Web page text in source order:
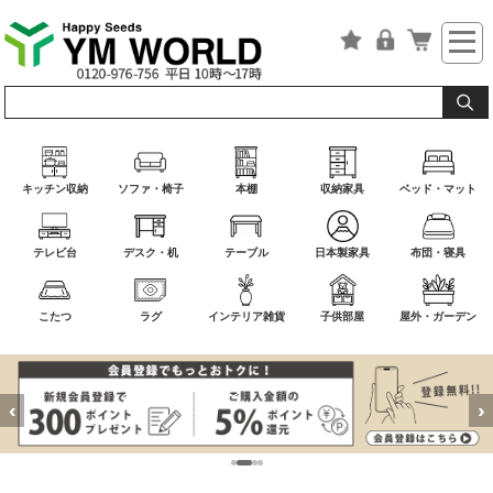
キッチン収納 ソファ・椅子 本棚 収納家具 ベッド・マット
テレビ台 デスク・机 テーブル 日本製家具 布団・寝具
こたつ ラグ インテリア雑貨 子供部屋 屋外・ガーデン
‹ ›